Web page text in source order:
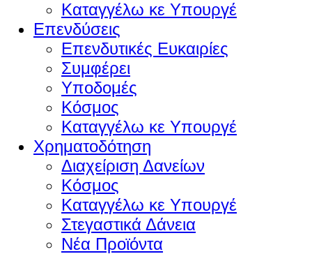
Καταγγέλω κε Υπουργέ
Επενδύσεις
Επενδυτικές Ευκαιρίες
Συμφέρει
Υποδομές
Κόσμος
Καταγγέλω κε Υπουργέ
Χρηματοδότηση
Διαχείριση Δανείων
Κόσμος
Καταγγέλω κε Υπουργέ
Στεγαστικά Δάνεια
Νέα Προϊόντα